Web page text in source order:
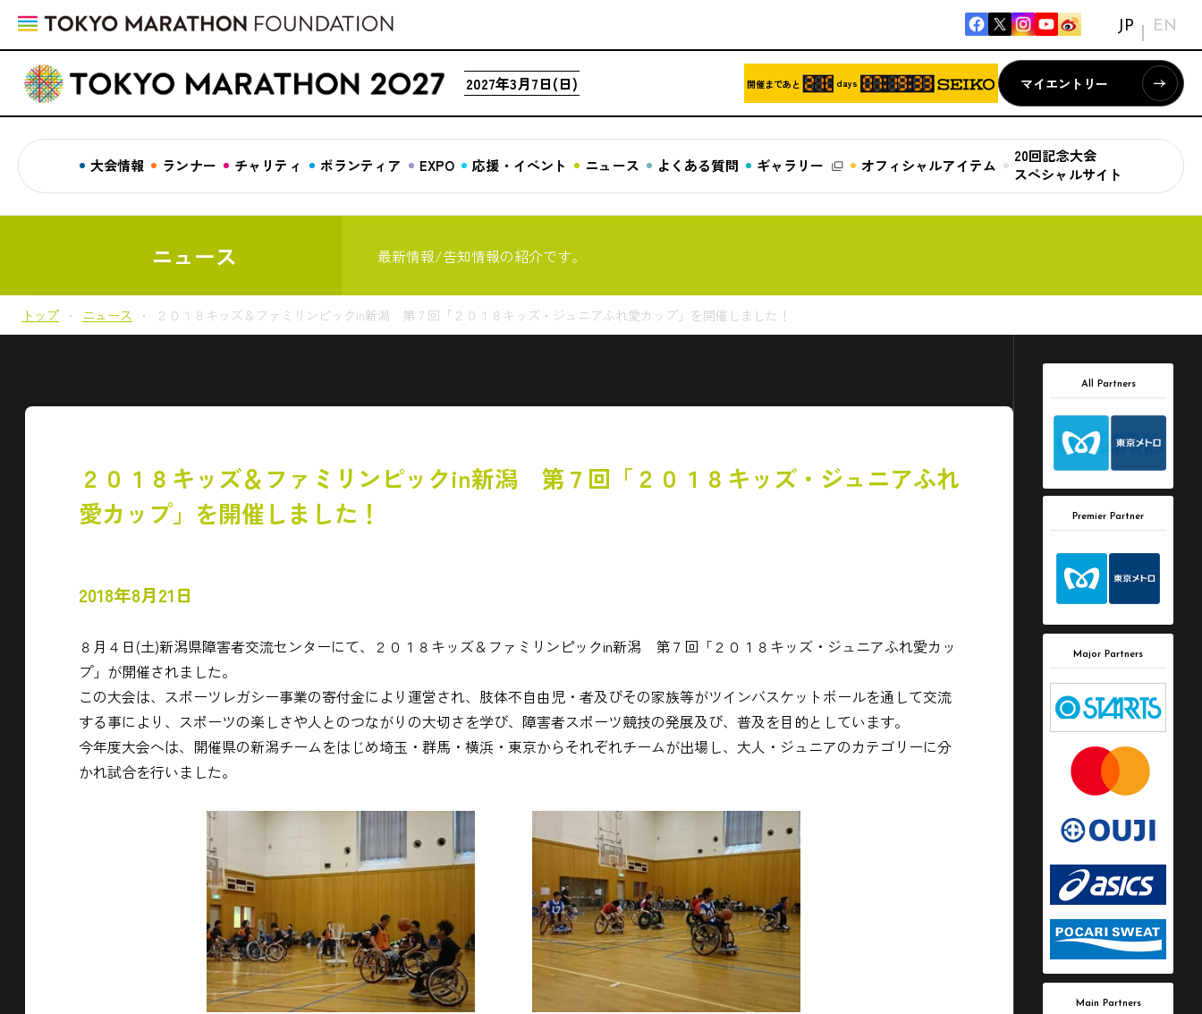
JP EN
2027年3月7日(日) 開催まであと days マイエントリー
大会情報 ランナー チャリティ ボランティア EXPO 応援・イベント ニュース よくある質問 ギャラリー オフィシャルアイテム
20回記念大会
スペシャルサイト
ニュース 最新情報/告知情報の紹介です。
トップ ニュース ２０１８キッズ＆ファミリンピックin新潟 第７回「２０１８キッズ・ジュニアふれ愛カップ」を開催しました！
２０１８キッズ＆ファミリンピックin新潟 第７回「２０１８キッズ・ジュニアふれ
愛カップ」を開催しました！
2018年8月21日
８月４日(土)新潟県障害者交流センターにて、２０１８キッズ＆ファミリンピックin新潟 第７回「２０１８キッズ・ジュニアふれ愛カッ
プ」が開催されました。
この大会は、スポーツレガシー事業の寄付金により運営され、肢体不自由児・者及びその家族等がツインバスケットボールを通して交流
する事により、スポーツの楽しさや人とのつながりの大切さを学び、障害者スポーツ競技の発展及び、普及を目的としています。
今年度大会へは、開催県の新潟チームをはじめ埼玉・群馬・横浜・東京からそれぞれチームが出場し、大人・ジュニアのカテゴリーに分
かれ試合を行いました。
All Partners
Premier Partner
Major Partners
Main Partners